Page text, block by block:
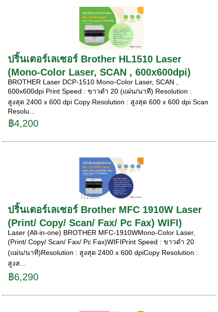
ปริ้นเตอร์เลเซอร์ Brother HL1510 Laser
(Mono-Color Laser, SCAN , 600x600dpi)
BROTHER Laser DCP-1510 Mono-Color Laser, SCAN ,
600x600dpi Print Speed : ขาวดำ 20 (แผ่น/นาที) Resolution :
สูงสุด 2400 x 600 dpi Copy Resolution : สูงสุด 600 x 600 dpi Scan
Resolu...
฿4,200
ปริ้นเตอร์เลเซอร์ Brother MFC 1910W Laser
(Print/ Copy/ Scan/ Fax/ Pc Fax) WIFI)
Laser (All-in-one) BROTHER MFC-1910WMono-Color Laser,
(Print/ Copy/ Scan/ Fax/ Pc Fax)WIFIPrint Speed : ขาวดำ 20
(แผ่น/นาที)Resolution : สูงสุด 2400 x 600 dpiCopy Resolution :
สูงส...
฿6,290